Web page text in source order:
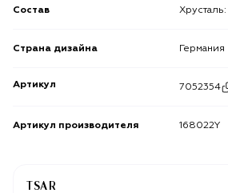
Состав
Страна дизайна Германия
Артикул 7052354
Артикул производителя 168022Y
TSAR